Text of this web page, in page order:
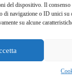
del dispositivo. Il consenso
di navigazione o ID unici
su alcune
autorizzata.